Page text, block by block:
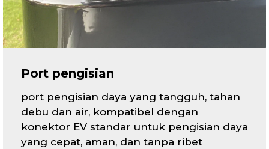
Port pengisian
port pengisian daya yang tangguh, tahan
debu dan air, kompatibel dengan
konektor EV standar untuk pengisian daya
yang cepat, aman, dan tanpa ribet